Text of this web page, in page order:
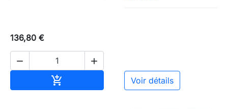
136,80 €
 
 Voir détails